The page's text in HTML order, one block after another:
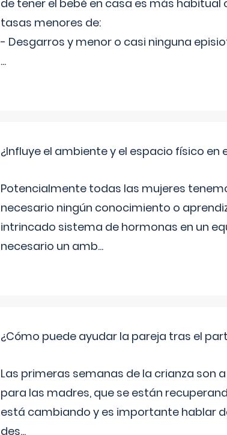
de tener el bebé en casa es más
tasas menores de:
- Desgarros y menor o casi ninguna
...
¿Influye el ambiente y el espacio físico en
Potencialmente todas las mujeres
necesario ningún conocimiento o
intrincado sistema de hormonas en un
necesario un amb...
¿Cómo puede ayudar la pareja tras el
Las primeras semanas de la crianza
para las madres, que se están
está cambiando y es importante hablar
des...